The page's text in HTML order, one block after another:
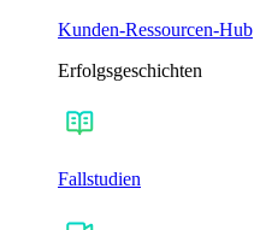
Kunden-Ressourcen-Hub
Erfolgsgeschichten
Fallstudien